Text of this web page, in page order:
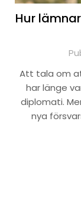
Hur
Att tala om
har länge
diplomati.
nya